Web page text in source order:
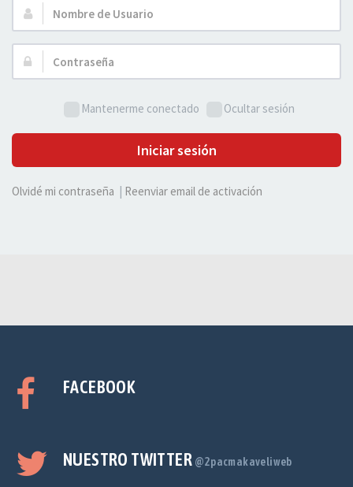
Nombre
de
Usuario:
Contraseña:
Mantenerme conectado Ocultar sesión
Iniciar sesión
Olvidé mi contraseña Reenviar email de activación
FACEBOOK
NUESTRO TWITTER @2pacmakaveliweb